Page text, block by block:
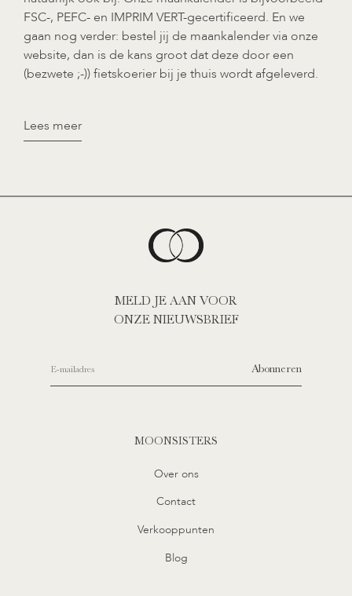
FSC-, PEFC- en IMPRIM VERT-gecertificeerd. En we
gaan nog verder: bestel jij de maankalender via onze
website, dan is de kans groot dat deze door een
(bezwete ;-)) fietskoerier bij je thuis wordt afgeleverd.
Lees meer
MOONSISTERS
Over ons
Contact
Verkooppunten
Blog
MELD JE AAN VOOR
ONZE NIEUWSBRIEF
Abonneren